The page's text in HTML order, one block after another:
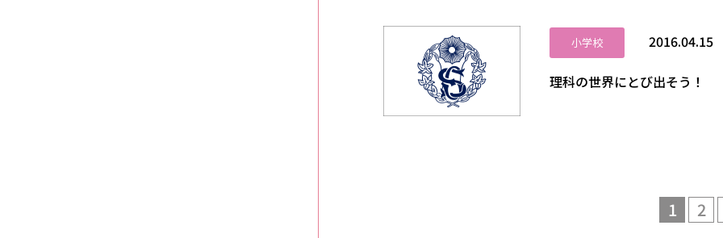
小学校 2016.04.15
理科の世界にとび出そう！
1 2